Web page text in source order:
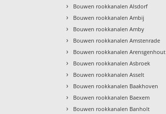
› Bouwen rookkanalen Alsdorf
› Bouwen rookkanalen Ambij
› Bouwen rookkanalen Amby
› Bouwen rookkanalen Amstenrade
› Bouwen rookkanalen Arensgenhout
› Bouwen rookkanalen Asbroek
› Bouwen rookkanalen Asselt
› Bouwen rookkanalen Baakhoven
› Bouwen rookkanalen Baexem
› Bouwen rookkanalen Banholt